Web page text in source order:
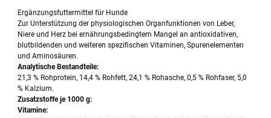
Ergänzungsfuttermittel für Hunde
Zur Unterstützung der physiologischen Organfunktionen von Leber,
Niere und Herz bei ernährungsbedingtem Mangel an antioxidativen,
blutbildenden und weiteren spezifischen Vitaminen, Spurenelementen
und Aminosäuren.
Analytische Bestandteile:
21,3 % Rohprotein, 14,4 % Rohfett, 24,1 % Rohasche, 0,5 % Rohfaser, 5,0
% Kalzium.
Zusatzstoffe je 1000 g:
Vitamine: